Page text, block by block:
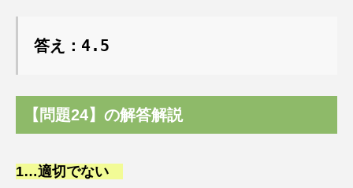
答え：4.5
【問題24】の解答解説
1…適切でない